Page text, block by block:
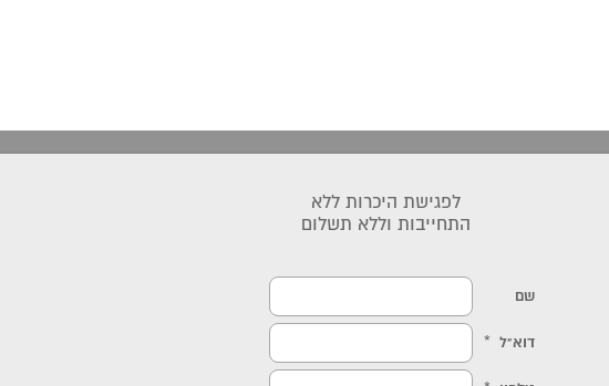
לפגישת היכרות ללא
התחייבות וללא תשלום